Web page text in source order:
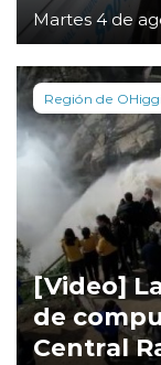
Martes 4 de
Región de
[Video]
de
Central